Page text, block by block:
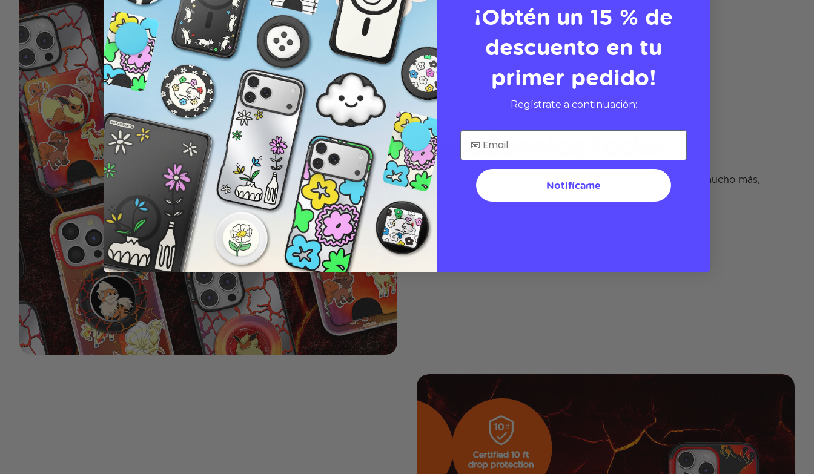
Descúbrelos todos
Estuches y agarres MagSafe duraderos e intercambiables, y mucho más,
mézclalos y combínalos con facilidad
¡Obtén un 15 % de
descuento en tu
primer pedido!
Regístrate a continuación:
Notifícame